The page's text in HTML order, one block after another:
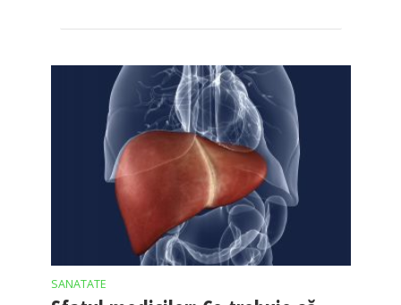
SANATATE